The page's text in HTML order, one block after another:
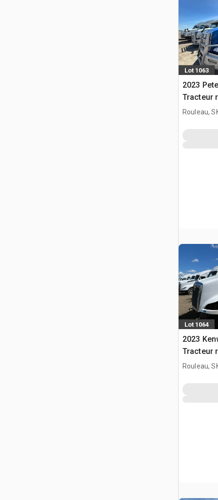
Lot 1063
2023
Tracteur
Rouleau,
Lot 1064
2023
Tracteur
Rouleau,